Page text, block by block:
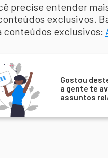
precise entender
exclusivos.
conteúdos exclusivos:
Gostou
a gente te
assuntos